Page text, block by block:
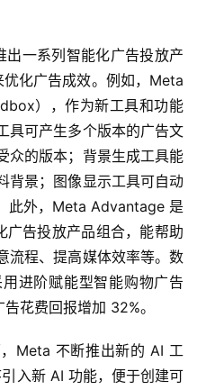
一系列智能化广告投放产
化广告成效。例如，Meta
），作为新工具和功能
具可产生多个版本的广告文
众的版本；背景生成工具能
背景；图像显示工具可自动
此外，Meta Advantage 是
广告投放产品组合，能帮助
流程、提高媒体效率等。数
进阶赋能型智能购物广告
花费回报增加 32%。
Meta 不断推出新的 AI 工
入新 AI 功能，便于创建可